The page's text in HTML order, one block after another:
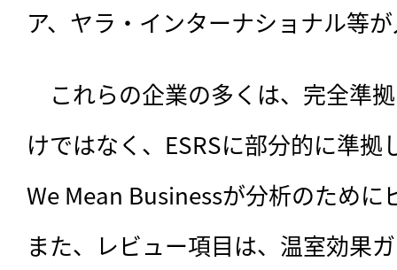
ア、ヤラ・インターナショナル等
これらの企業の多くは、完全準
けではなく、ESRSに部分的に準
We Mean Businessが分析のために
また、レビュー項目は、温室効果